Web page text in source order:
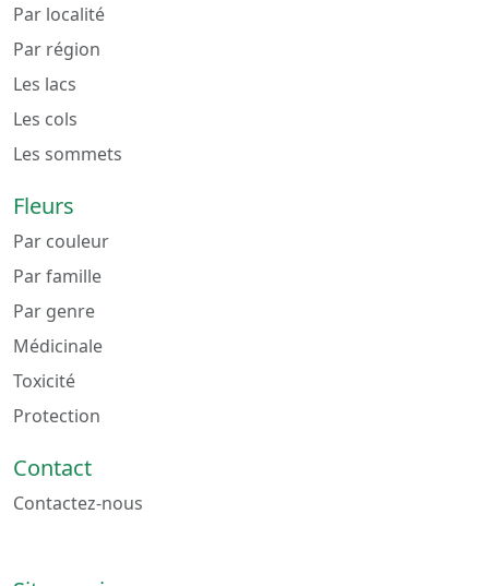
Par localité
Par région
Les lacs
Les cols
Les sommets
Fleurs
Par couleur
Par famille
Par genre
Médicinale
Toxicité
Protection
Contact
Contactez-nous